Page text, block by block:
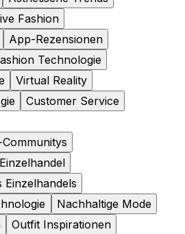
Fashion
App-Rezensionen
Technologie
Virtual Reality
Customer Service
Nachhaltige Mode
Outfit Inspirationen